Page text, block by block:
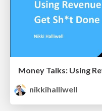
Money Talks: Using
nikkihalliwell